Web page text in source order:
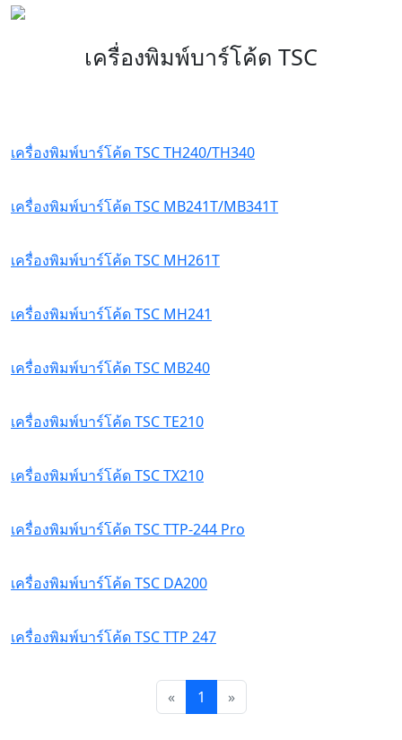
เครื่องพิมพ์บาร์โค้ด TSC
เครื่องพิมพ์บาร์โค้ด TSC TH240/TH340
เครื่องพิมพ์บาร์โค้ด TSC MB241T/MB341T
เครื่องพิมพ์บาร์โค้ด TSC MH261T
เครื่องพิมพ์บาร์โค้ด TSC MH241
เครื่องพิมพ์บาร์โค้ด TSC MB240
เครื่องพิมพ์บาร์โค้ด TSC TE210
เครื่องพิมพ์บาร์โค้ด TSC TX210
เครื่องพิมพ์บาร์โค้ด TSC TTP-244 Pro
เครื่องพิมพ์บาร์โค้ด TSC DA200
เครื่องพิมพ์บาร์โค้ด TSC TTP 247
« 1 »